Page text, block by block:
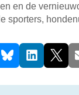
en de
sporters,
BlueskyLinkedIn
X